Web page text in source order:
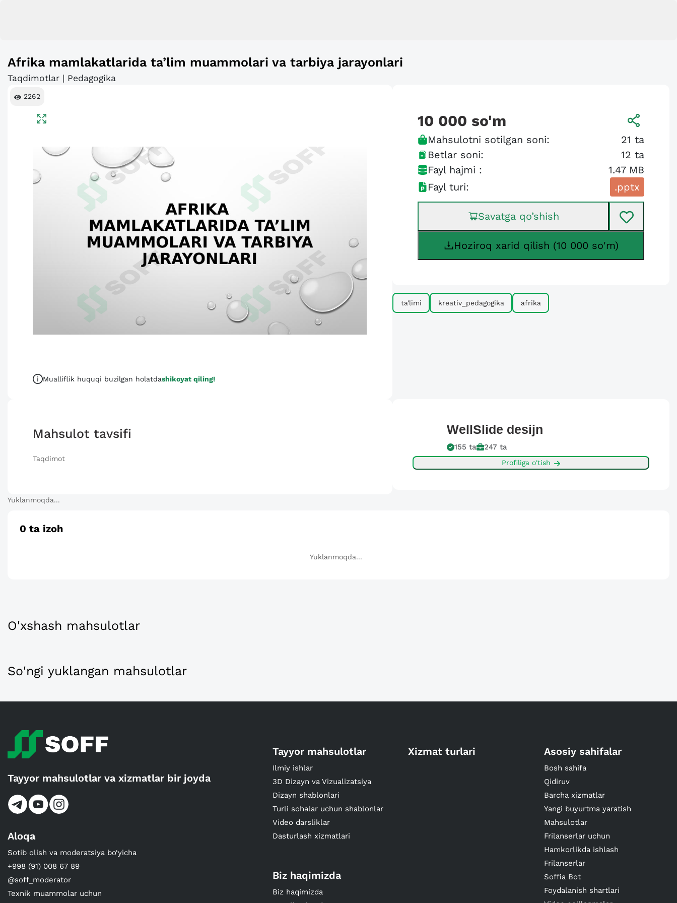
Afrika mamlakatlarida ta’lim muammolari va tarbiya jarayonlari
Taqdimotlar | Pedagogika
2262
Mualliflik huquqi buzilgan holatdashikoyat qiling!
10 000 so'm
Mahsulotni sotilgan soni: 21 ta
Betlar soni:
12 ta
Fayl hajmi :
1.47 MB
Fayl turi:
.pptx
Savatga qo’shish
Hoziroq xarid qilish (10 000 so'm)
ta'limi kreativ_pedagogika afrika
Mahsulot tavsifi
Taqdimot
WellSlide desijn
155 ta 247 ta
Profiliga o'tish
Yuklanmoqda...
0 ta izoh
Yuklanmoqda...
O'xshash mahsulotlar
So'ngi yuklangan mahsulotlar
Tayyor mahsulotlar va xizmatlar bir joyda
Aloqa
Sotib olish va moderatsiya bo‘yicha
+998 (91) 008 67 89
@soff_moderator
Texnik muammolar uchun
Tayyor mahsulotlar
Ilmiy ishlar
3D Dizayn va Vizualizatsiya
Dizayn shablonlari
Turli sohalar uchun shablonlar
Video darsliklar
Dasturlash xizmatlari
Xizmat turlari Asosiy sahifalar
Bosh sahifa
Qidiruv
Barcha xizmatlar
Yangi buyurtma yaratish
Mahsulotlar
Frilanserlar uchun
Hamkorlikda ishlash
Frilanserlar
Soffia Bot
Foydalanish shartlari
Biz haqimizda
Biz haqimizda